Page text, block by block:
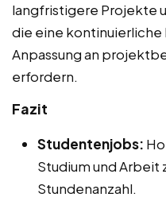
langfristigere Projekte
die eine kontinuierliche
Anpassung an
erfordern.
Fazit
Studentenjobs:
Studium und
Stundenanzahl.